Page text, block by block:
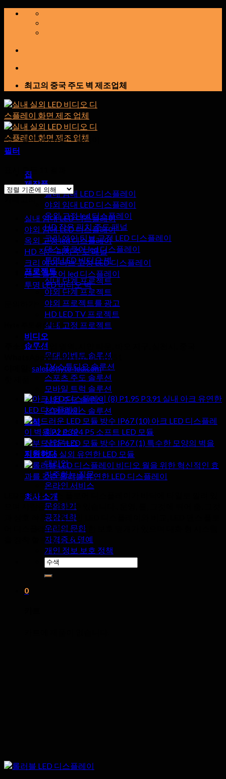
기
최고의 중국 주도 벽 제조업체
집
제작품
실내 임대 LED 디스플레이
야외 임대 LED 디스플레이
옥외 고정 led 디스플레이
HD 작은 피치 주도 패널
크리 에이 티브 고정 LED 디스플레이
댄스 플로어 led 디스플레이
투명 LED 비디오 벽
프로젝트
실내 단계 프로젝트
야외 단계 프로젝트
야외 프로젝트를 광고
HD LED TV 프로젝트
실내 고정 프로젝트
비디오
솔루션
무대 이벤트 솔루션
TV 스튜디오 솔루션
스포츠 주도 솔루션
모바일 트럭 솔루션
상업 주도 솔루션
전면 액세스 솔루션
소식
회사 소식
산업 뉴스
지원하다
대리인
자주하는 질문
온라인 서비스
회사 소개
문의하기
공장견학
우리의 문화
자격증 & 명예
개인 정보 보호 정책
검
0
댄스 플로어 led 디스플레이
필터
표시 모든 11 결과
실내 임대 LED 디스플레이
야외 임대 LED 디스플레이
옥외 고정 led 디스플레이
HD 작은 피치 주도 패널
크리 에이 티브 고정 LED 디스플레이
댄스 플로어 led 디스플레이
투명 LED 비디오 벽
Hyte 주도 유한 공사
SKW 산업 영역, 시얀 타운, 바오 지구, 심천시, 중국
WhatsApp에:+86 13714518751
sales@hyte-led.com
P1.95 P3.91 실내 아크 유연한
LED 디스플레이
아크 LED 디스플레
이 벽용 P2 P3 P4 P5 소프트 LED 모듈
특수한 모양의 벽을
위한 P2.5 실외 유연한 LED 모듈
비디오 월을 위한 혁신적인 효
과를 갖춘 롤러블 유연한 LED 디스플레이
LED 대화 형 댄스 플로어 디스플레이가 바닥에 타일로 깔려 있
으며 사람들이 걸을 수 있습니다., 운영, 롤, 그것에 뛰어 춤, 그것
과 상호 작용; 전통적인 LED 디스플레이와 비교, LED 댄스 플로
어 디스플레이에는 강력한 보호 덮개가 있으며 대화 형 시스템
을 장착 할 수 있습니다.